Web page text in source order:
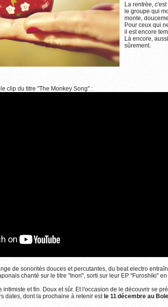
La rentrée,
le groupe qui
monte,
Pour ceux qui
il est encore
Là encore,
sûrement.
clip du titre "The Monkey Song" :
de sonorités douces et percutantes, du beat electro
chanté sur le titre "Inori", sorti sur leur EP "Furoshiki"
intimiste et fin. Doux et sûr. Et l'occasion de le découvrir se
dates, dont la prochaine à retenir est le 11 décembre au